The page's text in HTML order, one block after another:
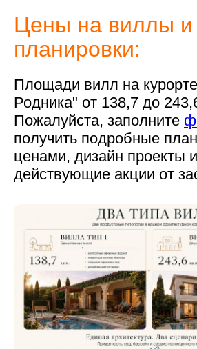
Цены на виллы и
планировки:
Площади вилл на
Родника" от 138,7 до
Пожалуйста, заполните
получить подробные
ценами, дизайн проекты и
действующие акции от